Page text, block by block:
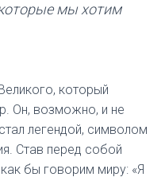
мы хотим
который
Он, возможно, и не
легендой, символом
Став перед собой
бы говорим миру: «Я